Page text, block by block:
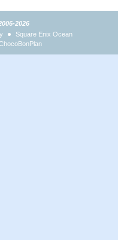
2026
Square Enix Ocean